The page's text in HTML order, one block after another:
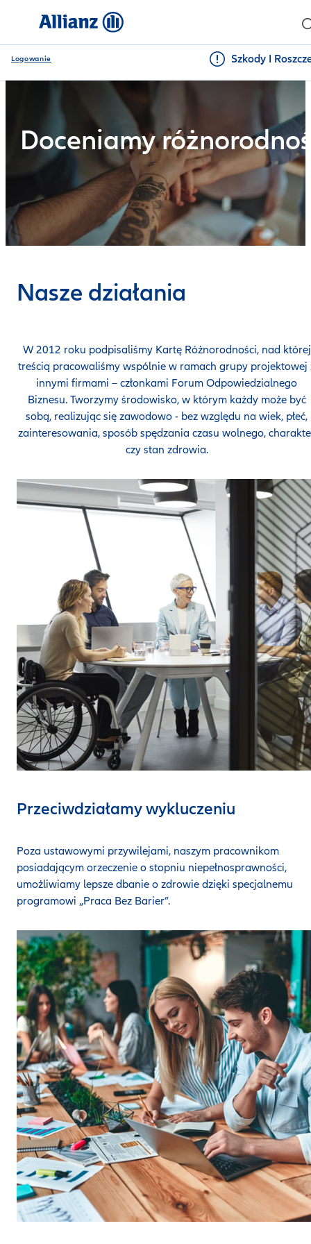
Logowanie Szkody I
Doceniamy
Nasze działania
W 2012 roku podpisaliśmy Kartę Różnorodności, nad której
treścią pracowaliśmy wspólnie w ramach grupy projektowej
innymi firmami – członkami Forum Odpowiedzialnego
Biznesu. Tworzymy środowisko, w którym każdy może być
sobą, realizując się zawodowo - bez względu na wiek, płeć,
zainteresowania, sposób spędzania czasu wolnego,
czy stan zdrowia.
Przeciwdziałamy wykluczeniu
Poza ustawowymi przywilejami, naszym pracownikom
posiadającym orzeczenie o stopniu niepełnosprawności,
umożliwiamy lepsze dbanie o zdrowie dzięki specjalnemu
programowi „Praca Bez Barier”.